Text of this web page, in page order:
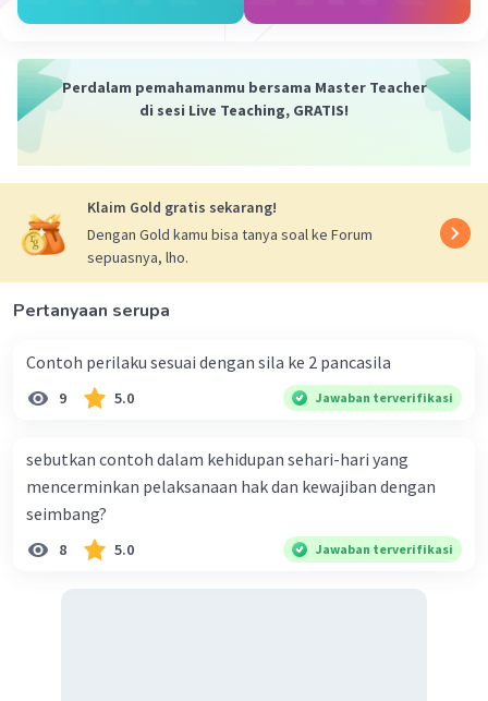
Perdalam pemahamanmu bersama Master Teacher
di sesi Live Teaching, GRATIS!
Klaim Gold gratis sekarang!
Dengan Gold kamu bisa tanya soal ke Forum
sepuasnya, lho.
Pertanyaan serupa
Contoh perilaku sesuai dengan sila ke 2 pancasila
9 5.0 Jawaban terverifikasi
sebutkan contoh dalam kehidupan sehari-hari yang
mencerminkan pelaksanaan hak dan kewajiban dengan
seimbang?
8 5.0 Jawaban terverifikasi